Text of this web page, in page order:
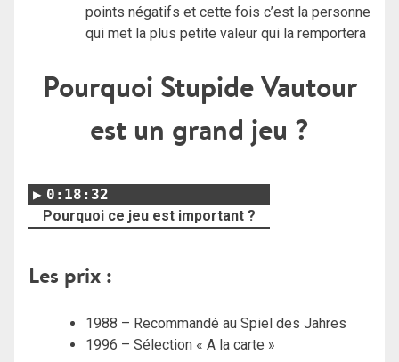
points négatifs et cette fois c’est la personne
qui met la plus petite valeur qui la remportera
Pourquoi Stupide Vautour
est un grand jeu ?
0:18:32
Pourquoi ce jeu est important ?
Les prix :
1988 – Recommandé au Spiel des Jahres
1996 – Sélection « A la carte »